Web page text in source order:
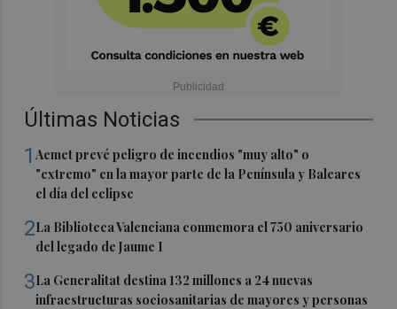
Últimas Noticias
1Aemet prevé peligro de incendios "muy alto" o
"extremo" en la mayor parte de la Península y Baleares
el día del eclipse
2La Biblioteca Valenciana conmemora el 750 aniversario
del legado de Jaume I
3La Generalitat destina 132 millones a 24 nuevas
infraestructuras sociosanitarias de mayores y personas